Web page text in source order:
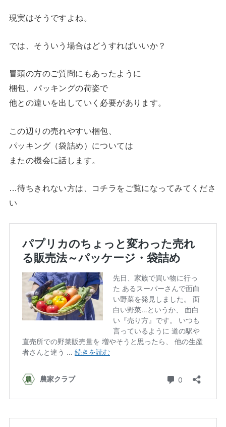
現実はそうですよね。
では、そういう場合はどうすればいいか？
冒頭の方のご質問にもあったように
梱包、パッキングの荷姿で
他との違いを出していく必要があります。
この辺りの売れやすい梱包、
パッキング（袋詰め）については
またの機会に話します。
…待ちきれない方は、コチラをご覧になってみてくださ
い